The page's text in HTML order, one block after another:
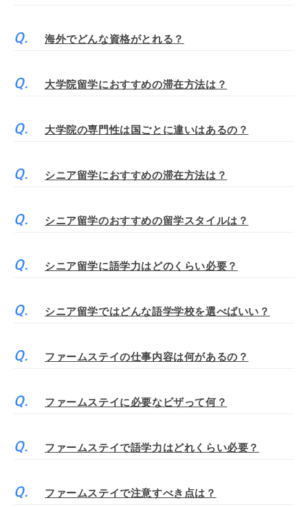
海外でどんな資格がとれる？
大学院留学におすすめの滞在方法は？
大学院の専門性は国ごとに違いはあるの？
シニア留学におすすめの滞在方法は？
シニア留学のおすすめの留学スタイルは？
シニア留学に語学力はどのくらい必要？
シニア留学ではどんな語学学校を選べばいい？
ファームステイの仕事内容は何があるの？
ファームステイに必要なビザって何？
ファームステイで語学力はどれくらい必要？
ファームステイで注意すべき点は？